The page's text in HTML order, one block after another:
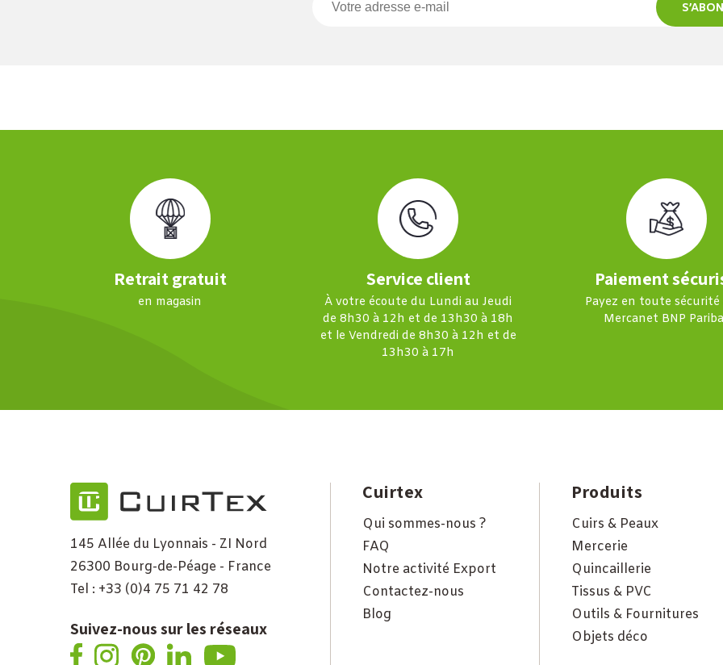
Retrait gratuit
en magasin
Service client
À votre écoute du Lundi au Jeudi
de 8h30 à 12h et de 13h30 à 18h
et le Vendredi de 8h30 à 12h et de
13h30 à 17h
Paiement
Payez en toute sécurité
Mercanet BNP
145 Allée du Lyonnais - ZI Nord
26300 Bourg-de-Péage - France
Tel : +33 (0)4 75 71 42 78
Suivez-nous sur les réseaux
Cuirtex
Qui sommes-nous ?
FAQ
Notre activité Export
Contactez-nous
Blog
Produits
Cuirs & Peaux
Mercerie
Quincaillerie
Tissus & PVC
Outils & Fournitures
Objets déco